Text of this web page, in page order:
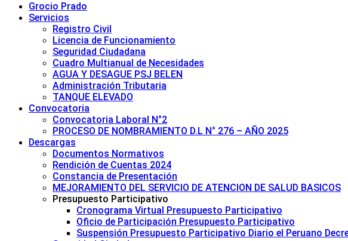
Grocio Prado
Servicios
Registro Civil
Licencia de Funcionamiento
Seguridad Ciudadana
Cuadro Multianual de Necesidades
AGUA Y DESAGUE PSJ BELEN
Administración Tributaria
TANQUE ELEVADO
Convocatoria
Convocatoria Laboral N°2
PROCESO DE NOMBRAMIENTO D.L N° 276 – AÑO 2025
Descargas
Documentos Normativos
Rendición de Cuentas 2024
Constancia de Presentación
MEJORAMIENTO DEL SERVICIO DE ATENCION DE SALUD BASICOS
Presupuesto Participativo
Cronograma Virtual Presupuesto Participativo
Oficio de Participación Presupuesto Participativo
Suspensión Presupuesto Participativo Diario el Peruano